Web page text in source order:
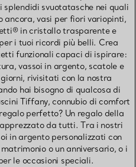
svuotatasche nei quali
ancora, vasi per fiori variopinti,
in cristallo trasparente e
i tuoi ricordi più belli. Crea
funzionali capaci di ispirare:
vassoi in argento, scatole e
rivisitati con la nostra
hai bisogno di qualcosa di
Tiffany, connubio di comfort
perfetto? Un regalo della
da tutti. Tra i nostri
in argento personalizzati con
o un anniversario, o i
le occasioni speciali.